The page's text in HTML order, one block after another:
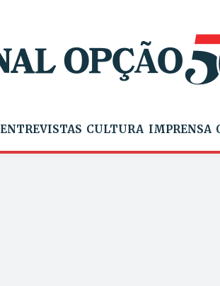
ENTREVISTAS CULTURA IMPRENSA